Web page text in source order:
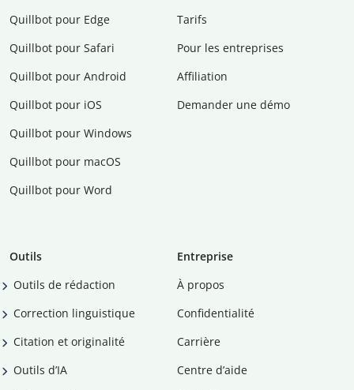
Quillbot pour Edge
Quillbot pour Safari
Quillbot pour Android
Quillbot pour iOS
Quillbot pour Windows
Quillbot pour macOS
Quillbot pour Word
Tarifs
Pour les entreprises
Affiliation
Demander une démo
Outils
Outils de rédaction
Correction linguistique
Citation et originalité
Outils d’IA
Entreprise
À propos
Confidentialité
Carrière
Centre d’aide